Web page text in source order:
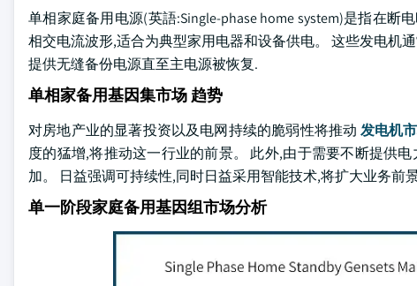
单相家庭备用电源(英語:Single-phase home system)是指在
相交电流波形,适合为典型家用电器和设备供电。 这些发电机
提供无缝备份电源直至主电源被恢复.
单相家备用基因集市场 趋势
对房地产业的显著投资以及电网持续的脆弱性将推动 发电机
度的猛增,将推动这一行业的前景。 此外,由于需要不断提供
加。 日益强调可持续性,同时日益采用智能技术,将扩大业务前景
单一阶段家庭备用基因组市场分析